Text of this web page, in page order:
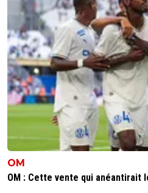
On espère !
0 + Répondre
parisforever 31 mai 2026 à
Pour les points UEFA ,, je
que de l 'OM . Un projet
la patience , L' OM n'en a
d'entraineurs de dirigeants ?
Et pourtant commme le
eux un vrai grand stade
OM
OM : Cette vente qui anéantirait